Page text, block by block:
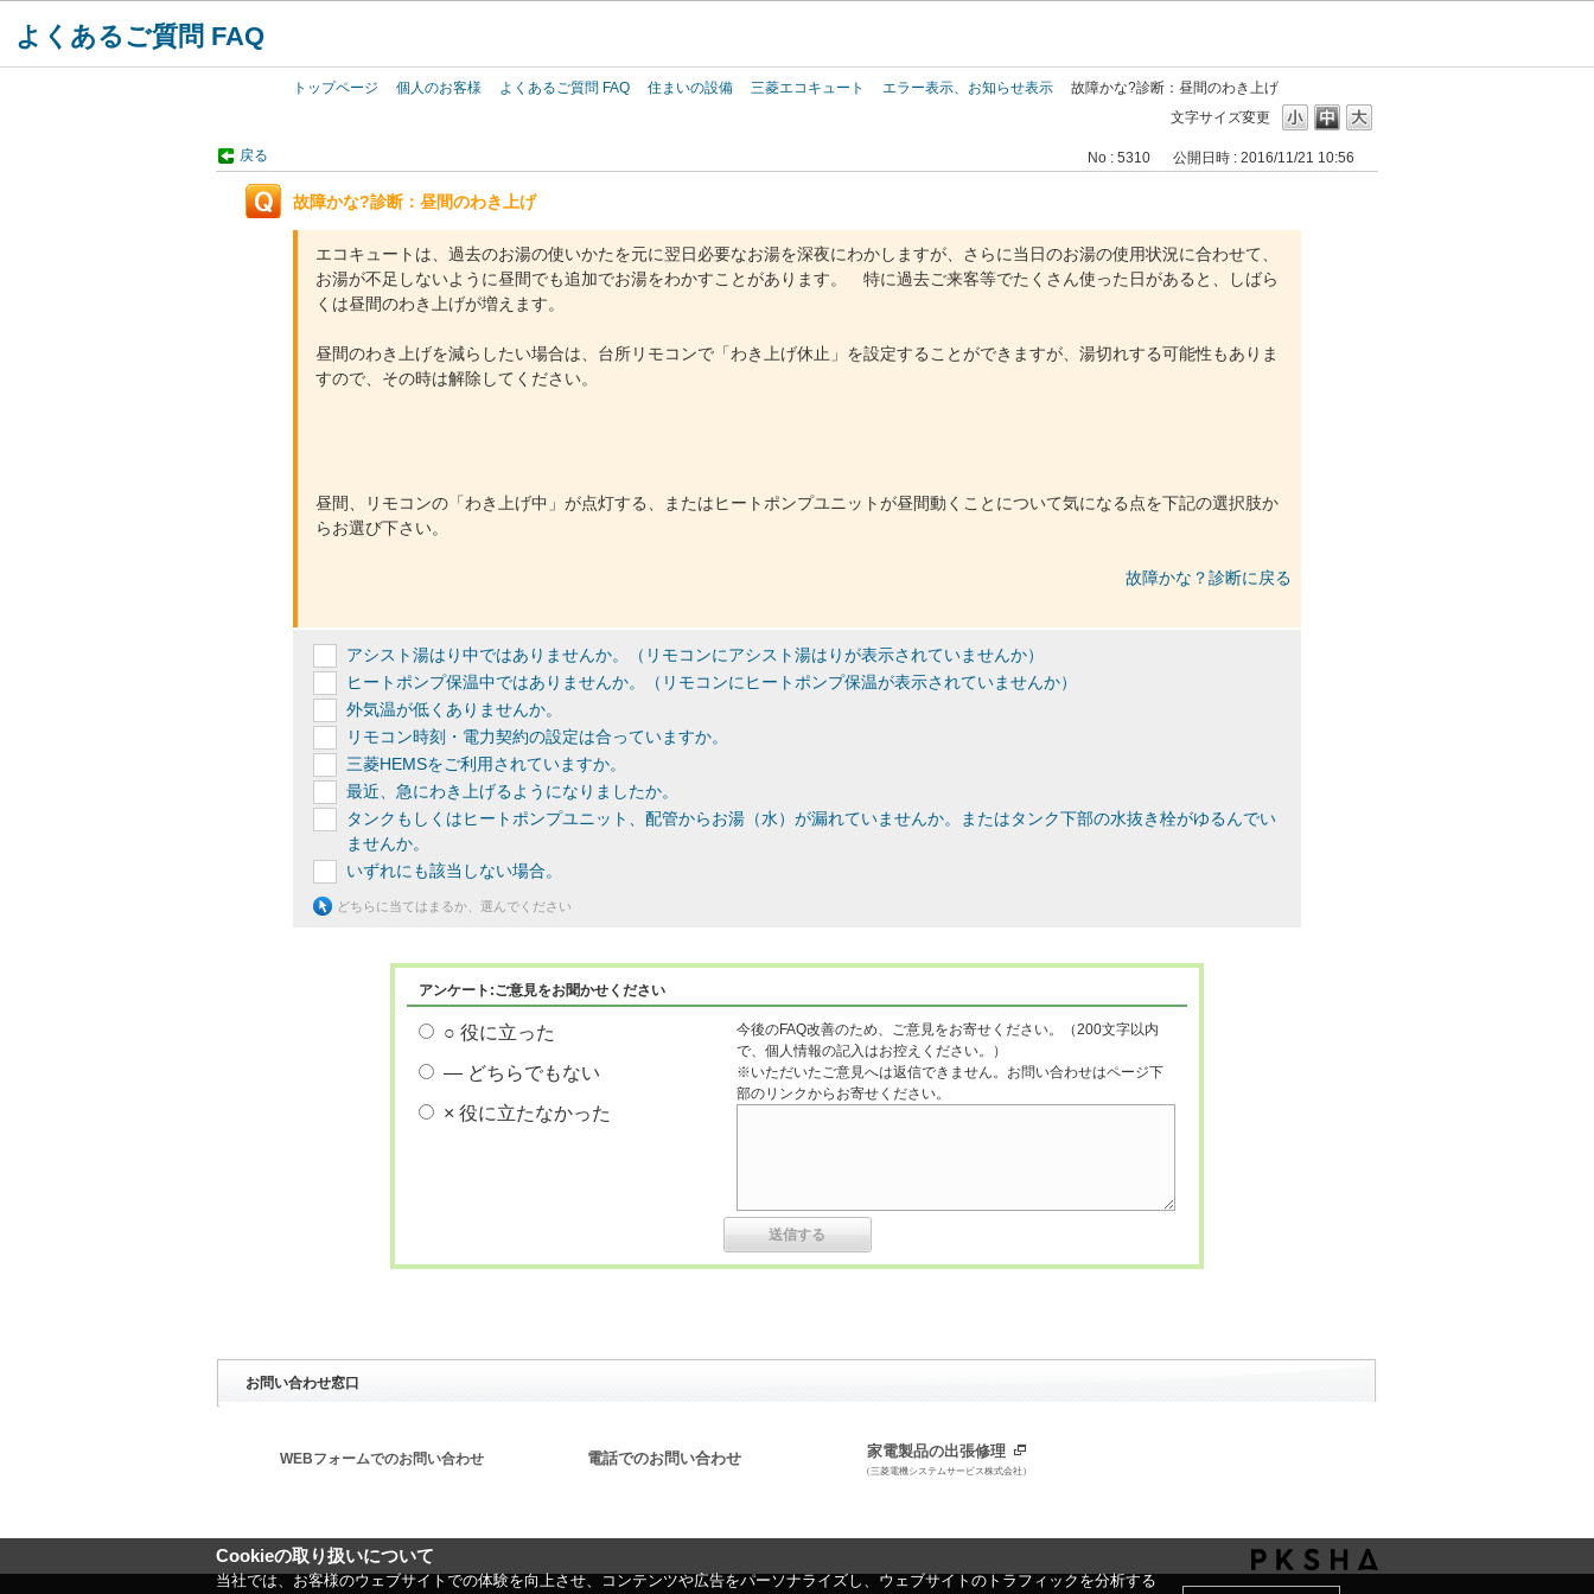
よくあるご質問 FAQ
トップページ 個人のお客様 よくあるご質問 FAQ 住まいの設備 三菱エコキュート エラー表示、お知らせ表示
故障かな?診断：昼間のわき上げ
文字サイズ変更
戻る No : 5310 公開日時 : 2016/11/21 10:56
故障かな?診断：昼間のわき上げ
エコキュートは、過去のお湯の使いかたを元に翌日必要なお湯を深夜にわかしますが、さらに当日のお湯の使用状況に合わせて、
お湯が不足しないように昼間でも追加でお湯をわかすことがあります。 特に過去ご来客等でたくさん使った日があると、しばら
くは昼間のわき上げが増えます。
昼間のわき上げを減らしたい場合は、台所リモコンで「わき上げ休止」を設定することができますが、湯切れする可能性もありま
すので、その時は解除してください。
昼間、リモコンの「わき上げ中」が点灯する、またはヒートポンプユニットが昼間動くことについて気になる点を下記の選択肢か
らお選び下さい。
故障かな？診断に戻る
アシスト湯はり中ではありませんか。（リモコンにアシスト湯はりが表示されていませんか）
ヒートポンプ保温中ではありませんか。（リモコンにヒートポンプ保温が表示されていませんか）
外気温が低くありませんか。
リモコン時刻・電力契約の設定は合っていますか。
三菱HEMSをご利用されていますか。
最近、急にわき上げるようになりましたか。
タンクもしくはヒートポンプユニット、配管からお湯（水）が漏れていませんか。またはタンク下部の水抜き栓がゆるんでい
ませんか。
いずれにも該当しない場合。
どちらに当てはまるか、選んでください
アンケート:ご意見をお聞かせください
○ 役に立った
― どちらでもない
× 役に立たなかった
今後のFAQ改善のため、ご意見をお寄せください。（200文字以内
で、個人情報の記入はお控えください。）
※いただいたご意見へは返信できません。お問い合わせはページ下
部のリンクからお寄せください。
お問い合わせ窓口
WEBフォームでのお問い合わせ 電話でのお問い合わせ 家電製品の出張修理
（三菱電機システムサービス株式会社）
Cookieの取り扱いについて
当社では、お客様のウェブサイトでの体験を向上させ、コンテンツや広告をパーソナライズし、ウェブサイトのトラフィックを分析する